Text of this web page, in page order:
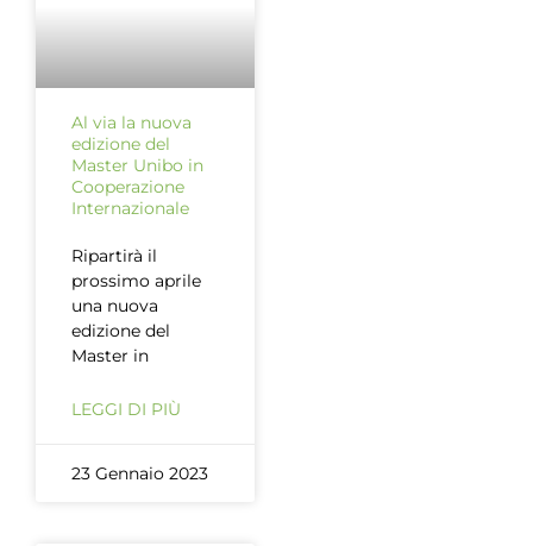
Al via la nuova
edizione del
Master Unibo in
Cooperazione
Internazionale
Ripartirà il
prossimo aprile
una nuova
edizione del
Master in
LEGGI DI PIÙ
23 Gennaio 2023